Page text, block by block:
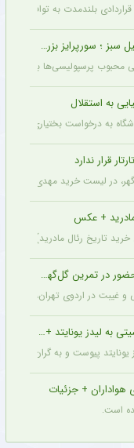
در راه است ؟ + جزئیات
محبوب پرسپولیسی‌ها به دنیای
به استقلال
قرار ندارد
مادرید + عکس
رئال مادرید)، تمدید قرارداد
در تمرین گل‌گهر + عکس
در اردوی تهران، دیروز
یونایتد پیوست و به گران‌ترین
هواداران + جزئیات
است.